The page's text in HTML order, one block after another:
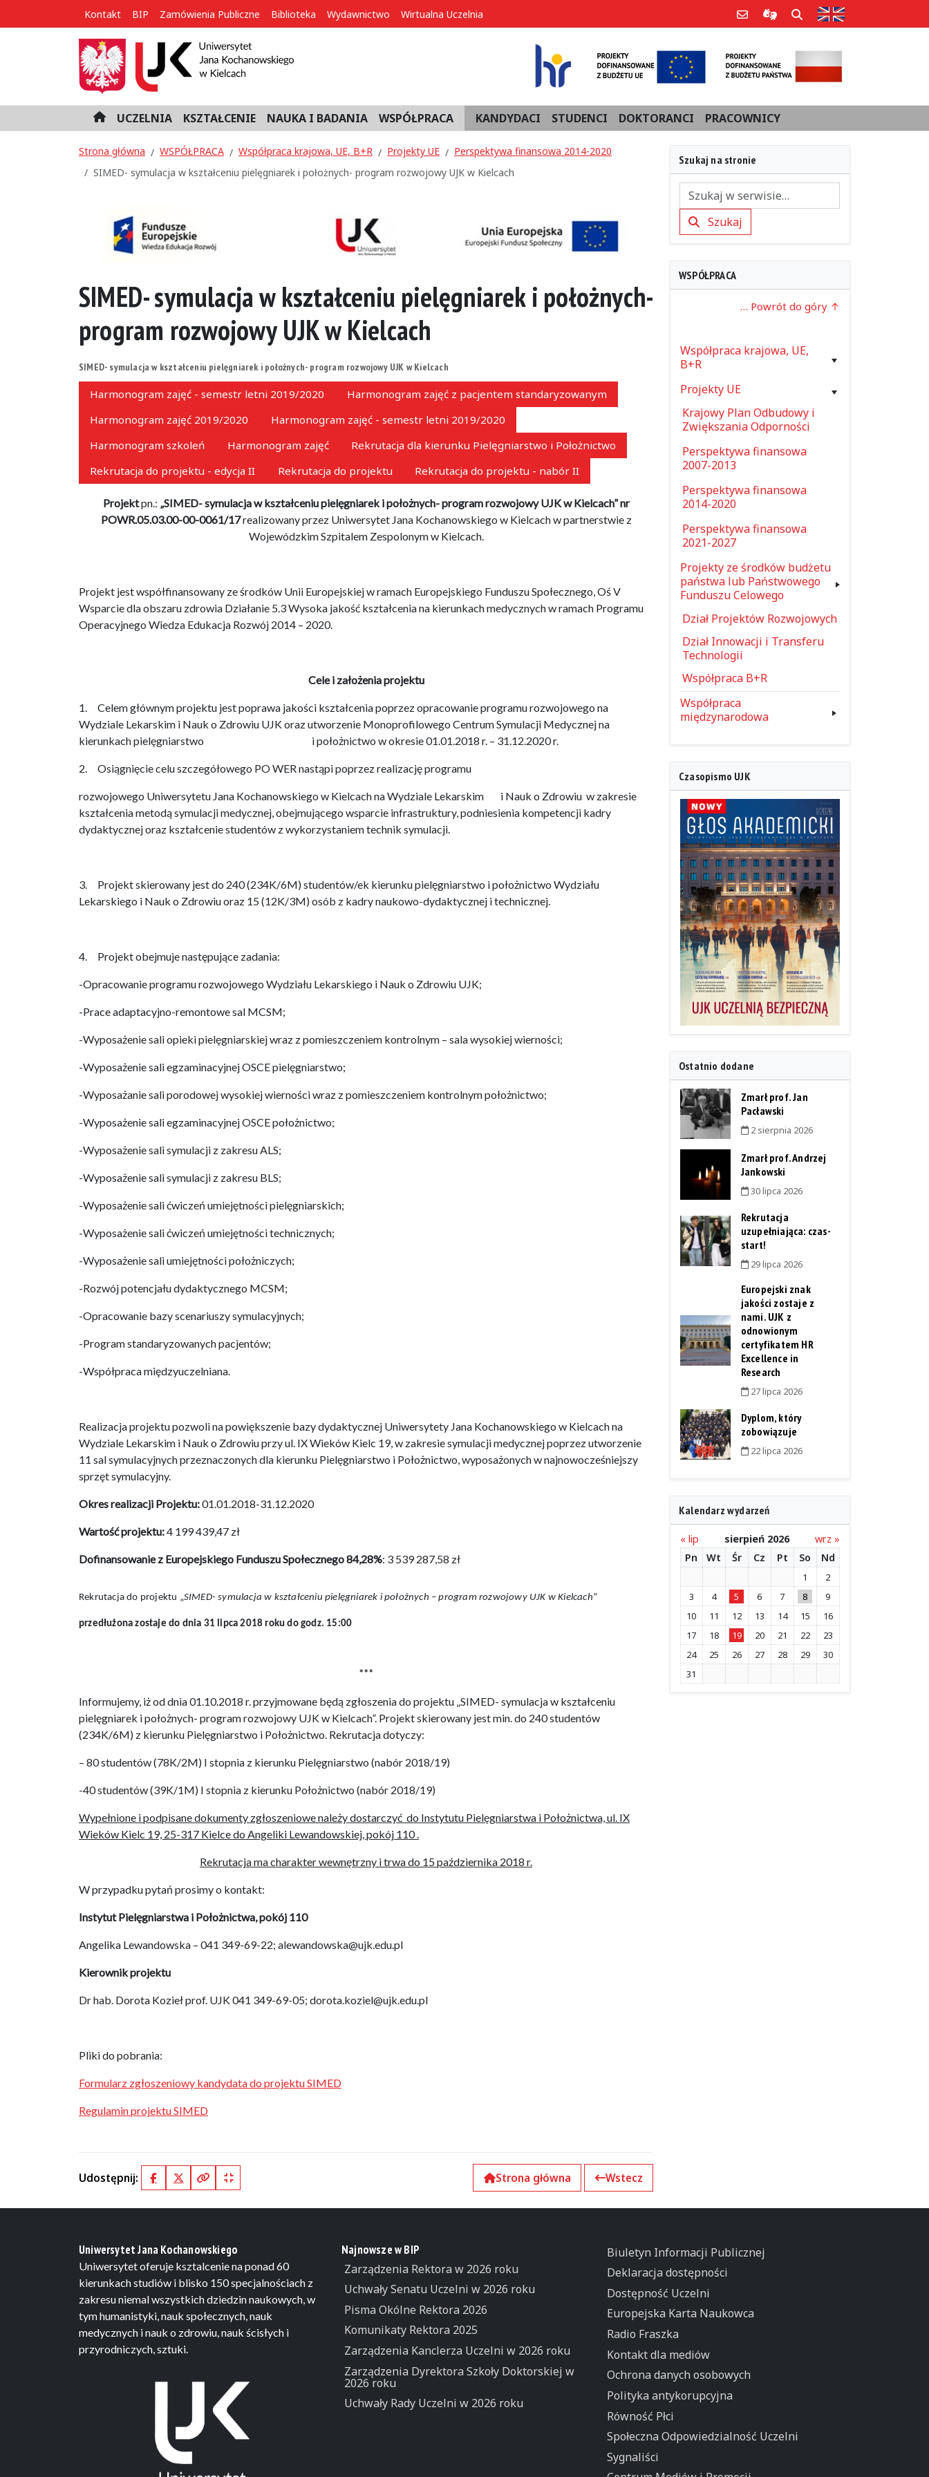
Kontakt BIP Zamówienia Publiczne Biblioteka Wydawnictwo Wirtualna Uczelnia Poczta e-mailInformacje dla użytkowników
Szukaj Strona w języku
H
o
m
UCZELNIA KSZTAŁCENIE NAUKA I BADANIA WSPÓŁPRACA KANDYDACI STUDENCI DOKTORANCI PRACOWNICY
Strona główna WSPÓŁPRACA Współpraca krajowa, UE, B+R Projekty UE
Perspektywa finansowa 2014-2020
SIMED- symulacja w kształceniu pielęgniarek i położnych- program rozwojowy UJK w Kielcach
SIMED- symulacja w kształceniu pielęgniarek i położnych-
program rozwojowy UJK w Kielcach
SIMED- symulacja w kształceniu pielęgniarek i położnych- program rozwojowy UJK w Kielcach
Harmonogram zajęć - semestr letni 2019/2020
Harmonogram zajęć z pacjentem standaryzowanym
Harmonogram zajęć 2019/2020
Harmonogram zajęć - semestr letni 2019/2020
Harmonogram szkoleń
Harmonogram zajęć
Rekrutacja dla kierunku Pielęgniarstwo i Położnictwo
Rekrutacja do projektu - edycja II
Rekrutacja do projektu Rekrutacja do projektu - nabór II
Projektpn.: „SIMED- symulacja w kształceniu pielęgniarek i położnych- program rozwojowy UJK w Kielcach” nr
POWR.05.03.00-00-0061/17realizowany przez Uniwersytet Jana Kochanowskiego w Kielcach w partnerstwie z
Wojewódzkim Szpitalem Zespolonym w Kielcach.
Projekt jest współfinansowany ze środków Unii Europejskiej w ramach Europejskiego Funduszu Społecznego, Oś V
Wsparcie dla obszaru zdrowia Działanie 5.3 Wysoka jakość kształcenia na kierunkach medycznych w ramach Programu
Operacyjnego Wiedza Edukacja Rozwój 2014 – 2020.
Cele i założenia projektu
1. Celem głównym projektu jest poprawa jakości kształcenia poprzez opracowanie programu rozwojowego na
Wydziale Lekarskim i Nauk o Zdrowiu UJK oraz utworzenie Monoprofilowego Centrum Symulacji Medycznej na
kierunkach pielęgniarstwo i położnictwo w okresie 01.01.2018 r. – 31.12.2020 r.
2. Osiągnięcie celu szczegółowego PO WER nastąpi poprzez realizację programu
rozwojowego Uniwersytetu Jana Kochanowskiego w Kielcach na Wydziale Lekarskim i Nauk o Zdrowiu w zakresie
kształcenia metodą symulacji medycznej, obejmującego wsparcie infrastruktury, podniesienia kompetencji kadry
dydaktycznej oraz kształcenie studentów z wykorzystaniem technik symulacji.
3. Projekt skierowany jest do 240 (234K/6M) studentów/ek kierunku pielęgniarstwo i położnictwo Wydziału
Lekarskiego i Nauk o Zdrowiu oraz 15 (12K/3M) osób z kadry naukowo-dydaktycznej i technicznej.
4. Projekt obejmuje następujące zadania:
-Opracowanie programu rozwojowego Wydziału Lekarskiego i Nauk o Zdrowiu UJK;
-Prace adaptacyjno-remontowe sal MCSM;
-Wyposażenie sali opieki pielęgniarskiej wraz z pomieszczeniem kontrolnym – sala wysokiej wierności;
-Wyposażenie sali egzaminacyjnej OSCE pielęgniarstwo;
-Wyposażanie sali porodowej wysokiej wierności wraz z pomieszczeniem kontrolnym położnictwo;
-Wyposażenie sali egzaminacyjnej OSCE położnictwo;
-Wyposażenie sali symulacji z zakresu ALS;
-Wyposażenie sali symulacji z zakresu BLS;
-Wyposażenie sali ćwiczeń umiejętności pielęgniarskich;
-Wyposażenie sali ćwiczeń umiejętności technicznych;
-Wyposażenie sali umiejętności położniczych;
-Rozwój potencjału dydaktycznego MCSM;
-Opracowanie bazy scenariuszy symulacyjnych;
-Program standaryzowanych pacjentów;
-Współpraca międzyuczelniana.
Realizacja projektu pozwoli na powiększenie bazy dydaktycznej Uniwersytety Jana Kochanowskiego w Kielcach na
Wydziale Lekarskim i Nauk o Zdrowiu przy ul. IX Wieków Kielc 19, w zakresie symulacji medycznej poprzez utworzenie
11 sal symulacyjnych przeznaczonych dla kierunku Pielęgniarstwo i Położnictwo, wyposażonych w najnowocześniejszy
sprzęt symulacyjny.
Okres realizacji Projektu:01.01.2018-31.12.2020
Wartość projektu:4 199 439,47 zł
Dofinansowanie z Europejskiego Funduszu Społecznego 84,28%: 3 539 287,58 zł
Rekrutacja do projektu „SIMED- symulacja w kształceniu pielęgniarek i położnych – program rozwojowy UJK w Kielcach”
przedłużona zostaje do dnia 31 lipca 2018 roku do godz. 15:00
***
Informujemy, iż od dnia 01.10.2018 r. przyjmowane będą zgłoszenia do projektu „SIMED- symulacja w kształceniu
pielęgniarek i położnych- program rozwojowy UJK w Kielcach”. Projekt skierowany jest min. do 240 studentów
(234K/6M) z kierunku Pielęgniarstwo i Położnictwo. Rekrutacja dotyczy:
– 80 studentów (78K/2M) I stopnia z kierunku Pielęgniarstwo (nabór 2018/19)
-40 studentów (39K/1M) I stopnia z kierunku Położnictwo (nabór 2018/19)
Wypełnione i podpisane dokumenty zgłoszeniowe należy dostarczyć do Instytutu Pielęgniarstwa i Położnictwa, ul. IX
Wieków Kielc 19, 25-317 Kielce do Angeliki Lewandowskiej, pokój 110 .
Rekrutacja ma charakter wewnętrzny i trwa do 15 października 2018 r.
W przypadku pytań prosimy o kontakt:
Instytut Pielęgniarstwa i Położnictwa, pokój 110
Angelika Lewandowska – 041 349-69-22; alewandowska@ujk.edu.pl
Kierownik projektu
Dr hab. Dorota Kozieł prof. UJK 041 349-69-05; dorota.koziel@ujk.edu.pl
Pliki do pobrania:
Formularz zgłoszeniowy kandydata do projektu SIMED
Regulamin projektu SIMED
Udostępnij: FacebookX (Twitter)
Kopiuj pełny link
Kopiuj krótki link Strona główna Wstecz
Szukaj na stronie
SzukajSzukaj
WSPÓŁPRACA
… Powrót do góry
Współpraca krajowa, UE,
B+R
Projekty UE
Krajowy Plan Odbudowy i
Zwiększania Odporności
Perspektywa finansowa
2007-2013
Perspektywa finansowa
2014-2020
Perspektywa finansowa
2021-2027
Projekty ze środków budżetu
państwa lub Państwowego
Funduszu Celowego
Dział Projektów Rozwojowych
Dział Innowacji i Transferu
Technologii
Współpraca B+R
Współpraca
międzynarodowa
Czasopismo UJK
Ostatnio dodane
Zmarł prof. Jan
Pacławski
2 sierpnia 2026
Zmarł prof. Andrzej
Jankowski
30 lipca 2026
Rekrutacja
uzupełniająca: czas-
start!
29 lipca 2026
Europejski znak
jakości zostaje z
nami. UJK z
odnowionym
certyfikatem HR
Excellence in
Research
27 lipca 2026
Dyplom, który
zobowiązuje
22 lipca 2026
Kalendarz wydarzeń
« lip sierpień 2026
wrz »
Pn
Wt Śr Cz Pt So Nd
1
2
3
4 5 6 7 8
9
10
11 12 13 14 15
16
17
18 19 20 21 22
23
24
25 26 27 28 29
30
31
Uniwersytet Jana Kochanowskiego
Uniwersytet oferuje ksztalcenie na ponad 60
kierunkach studiów i blisko 150 specjalnościach z
zakresu niemal wszystkich dziedzin naukowych, w
tym humanistyki, nauk społecznych, nauk
medycznych i nauk o zdrowiu, nauk ścisłych i
przyrodniczych, sztuki.
Najnowsze w BIP
Zarządzenia Rektora w 2026 roku
Uchwały Senatu Uczelni w 2026 roku
Pisma Okólne Rektora 2026
Komunikaty Rektora 2025
Zarządzenia Kanclerza Uczelni w 2026 roku
Zarządzenia Dyrektora Szkoły Doktorskiej w
2026 roku
Uchwały Rady Uczelni w 2026 roku
Biuletyn Informacji Publicznej
Deklaracja dostępności
Dostępność Uczelni
Europejska Karta Naukowca
Radio Fraszka
Kontakt dla mediów
Ochrona danych osobowych
Polityka antykorupcyjna
Równość Płci
Społeczna Odpowiedzialność Uczelni
Sygnaliści